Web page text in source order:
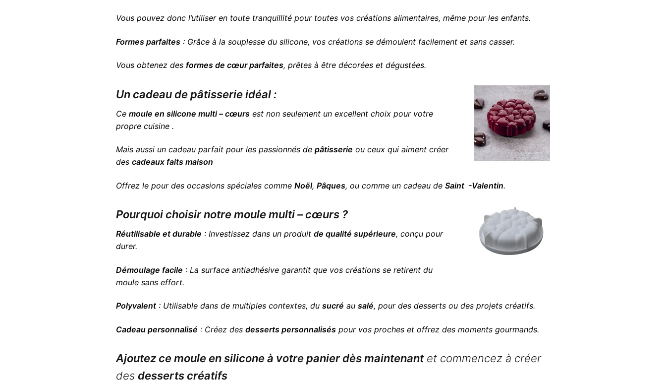
Vous pouvez donc l’utiliser en toute tranquillité pour toutes vos créations alimentaires, même pour les enfants.
Formes parfaites: Grâce à la souplesse du silicone, vos créations se démoulent facilement et sans casser.
Vous obtenez des formes de cœur parfaites, prêtes à être décorées et dégustées.
Un cadeau de pâtisserie idéal :
Ce moule en silicone multi – cœursest non seulement un excellent choix pour votre
propre cuisine .
Mais aussi un cadeau parfait pour les passionnés de pâtisserie ou ceux qui aiment créer
des cadeaux faits maison
Offrez le pour des occasions spéciales comme Noël, Pâques, ou comme un cadeau de Saint -Valentin.
Pourquoi choisir notre moule multi – cœurs ?
Réutilisable et durable : Investissez dans un produit de qualité supérieure, conçu pour
durer.
Démoulage facile : La surface antiadhésive garantit que vos créations se retirent du
moule sans effort.
Polyvalent: Utilisable dans de multiples contextes, du sucré au salé, pour des desserts ou des projets créatifs.
Cadeau personnalisé : Créez des desserts personnaliséspour vos proches et offrez des moments gourmands.
Ajoutez ce moule en silicone à votre panier dès maintenantet commencez à créer
des desserts créatifs